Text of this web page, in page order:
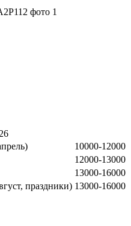
10000-12000
12000-13000
13000-16000
праздники) 13000-16000